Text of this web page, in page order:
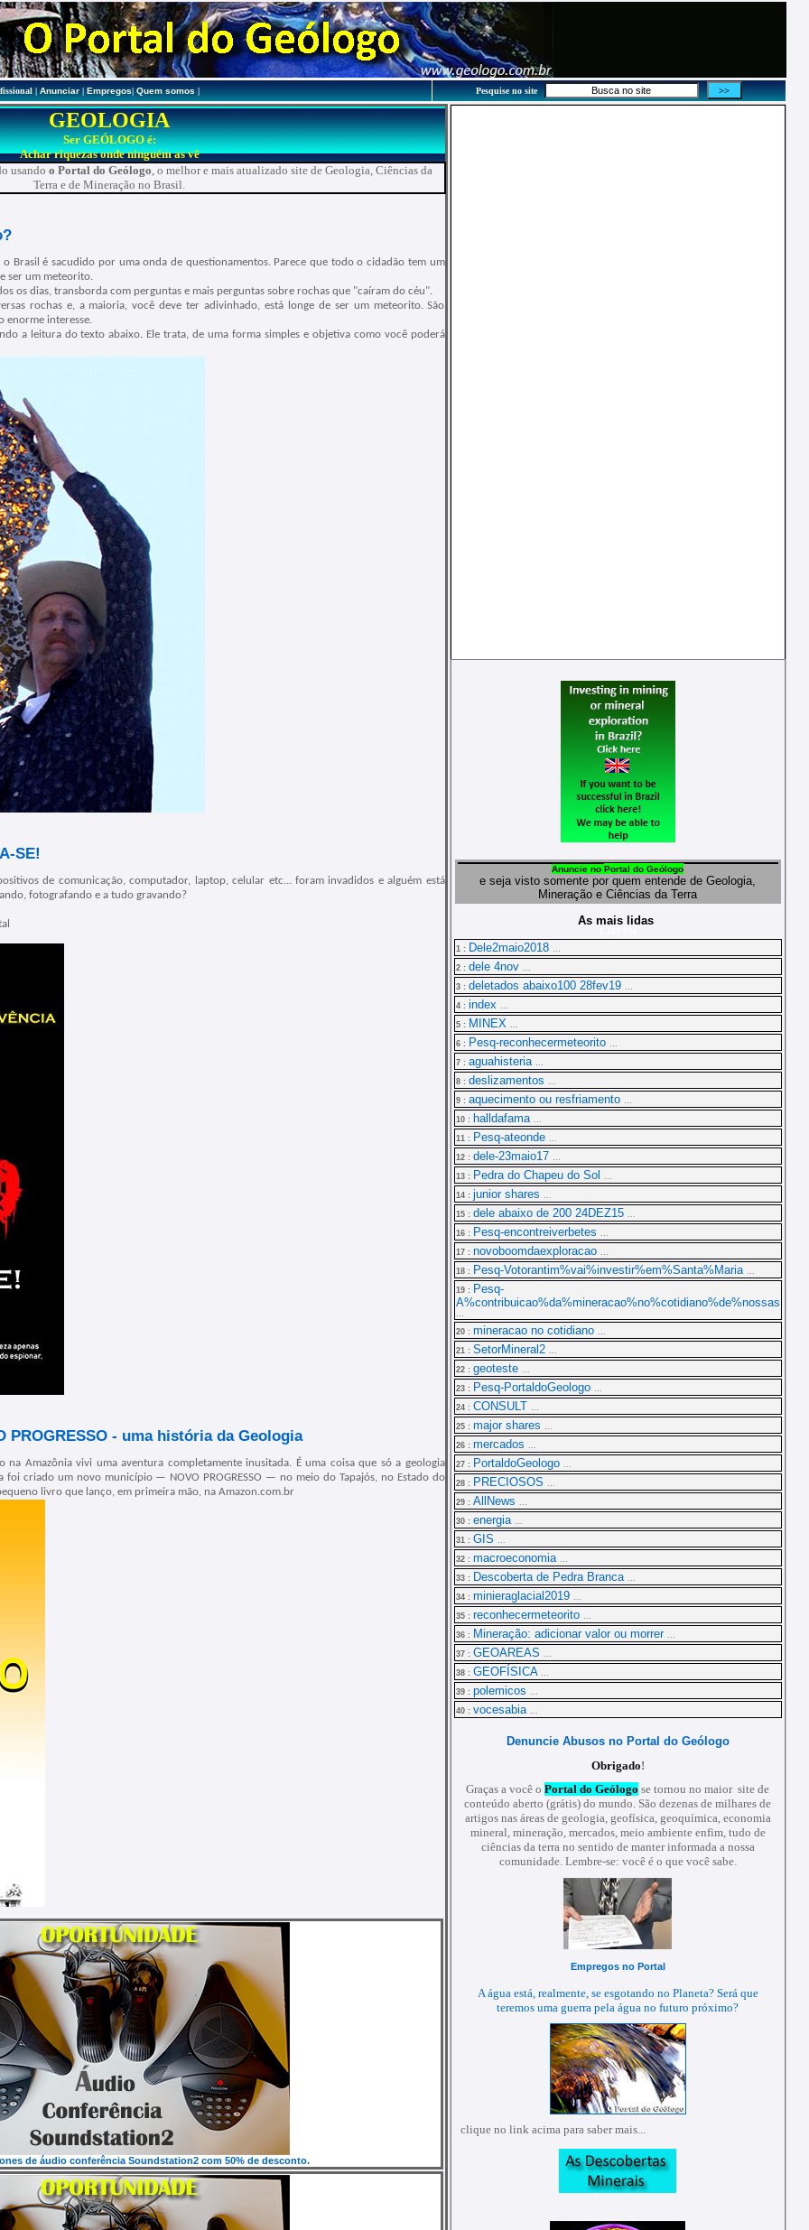
|Anunciar|Empregos|Quem somos| Pesquise no site
GEOLOGIA
Ser GEÓLOGO é:
Achar riquezas onde ninguém as vê
usando o Portal do Geólogo, o melhor e mais atualizado site de Geologia, Ciências da
Terra e de Mineração no Brasil.
Brasil é sacudido por uma onda de questionamentos. Parece que todo o cidadão tem um
ser um meteorito.
os dias, transborda com perguntas e mais perguntas sobre rochas que "caíram do céu".
rochas e, a maioria, você deve ter adivinhado, está longe de ser um meteorito. São
enorme interesse.
a leitura do texto abaixo. Ele trata, de uma forma simples e objetiva como você poderá
SE!
de comunicação, computador, laptop, celular etc... foram invadidos e alguém está
fotografando e a tudo gravando?
PROGRESSO - uma história da Geologia
Amazônia vivi uma aventura completamente inusitada. É uma coisa que só a geologia
foi criado um novo município — NOVO PROGRESSO — no meio do Tapajós, no Estado do
livro que lanço, em primeira mão, na Amazon.com.br
de áudio conferência Soundstation2 com 50% de desconto.
Anuncie no Portal do Geólogo
e seja visto somente por quem entende de Geologia,
Mineração e Ciências da Terra
As mais lidas
1 : Dele2maio2018 ...
2 : dele 4nov ...
3 : deletados abaixo100 28fev19 ...
4 : index ...
5 : MINEX ...
6 : Pesq-reconhecermeteorito ...
7 : aguahisteria ...
8 : deslizamentos ...
9 : aquecimento ou resfriamento ...
10 : halldafama ...
11 : Pesq-ateonde ...
12 : dele-23maio17 ...
13 : Pedra do Chapeu do Sol ...
14 : junior shares ...
15 : dele abaixo de 200 24DEZ15 ...
16 : Pesq-encontreiverbetes ...
17 : novoboomdaexploracao ...
18 : Pesq-Votorantim%vai%investir%em%Santa%Maria ...
19 : Pesq-
A%contribuicao%da%mineracao%no%cotidiano%de%nossas
...
20 : mineracao no cotidiano ...
21 : SetorMineral2 ...
22 : geoteste ...
23 : Pesq-PortaldoGeologo ...
24 : CONSULT ...
25 : major shares ...
26 : mercados ...
27 : PortaldoGeologo ...
28 : PRECIOSOS ...
29 : AllNews ...
30 : energia ...
31 : GIS ...
32 : macroeconomia ...
33 : Descoberta de Pedra Branca ...
34 : minieraglacial2019 ...
35 : reconhecermeteorito ...
36 : Mineração: adicionar valor ou morrer ...
37 : GEOAREAS ...
38 : GEOFÍSICA ...
39 : polemicos ...
40 : vocesabia ...
Denuncie Abusos no Portal do Geólogo
Obrigado!
Graças a você o Portal do Geólogo se tornou no maior site de
conteúdo aberto (grátis) do mundo. São dezenas de milhares de
artigos nas áreas de geologia, geofísica, geoquímica, economia
mineral, mineração, mercados, meio ambiente enfim, tudo de
ciências da terra no sentido de manter informada a nossa
comunidade. Lembre-se: você é o que você sabe.
Empregos no Portal
A água está, realmente, se esgotando no Planeta? Será que
teremos uma guerra pela água no futuro próximo?
clique no link acima para saber mais...